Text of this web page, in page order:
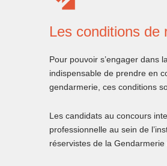
Les conditions de
Pour pouvoir s’engager dans
indispensable de prendre en
gendarmerie, ces conditions
Les candidats au concours
professionnelle au sein de
réservistes de la